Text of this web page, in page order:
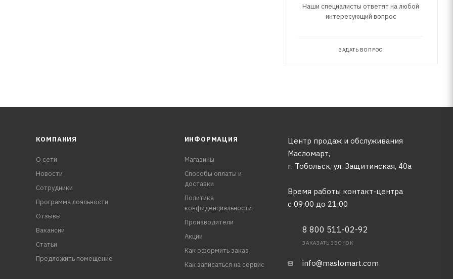
Наши специалисты ответят на любой
интересующий вопрос
ЗАДАТЬ ВОПРОС
КОМПАНИЯ
О сети
Новости
Сотрудники
Программа лояльности
Отзывы
Вакансии
Статьи
Предложить помещение
ИНФОРМАЦИЯ
Магазины
Способы оплаты и
доставки
Политика
конфиденциальности
Производители
Акции
Как оформить заказ
Как записаться на сервис
Центр продаж и обслуживания
Масломарт,
г. Тобольск, ул. Защитинская, 40а
Время работы контакт-центра
с 09:00 до 21:00
8 800 511-02-92
ЗАКАЗАТЬ ЗВОНОК
info@maslomart.com